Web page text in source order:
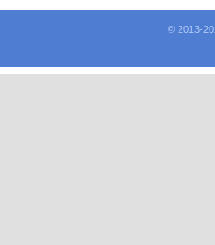
© 2013-